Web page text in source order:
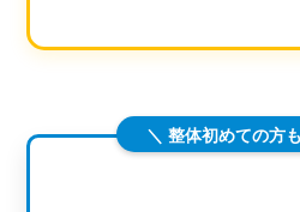
＼ 整体初めての方